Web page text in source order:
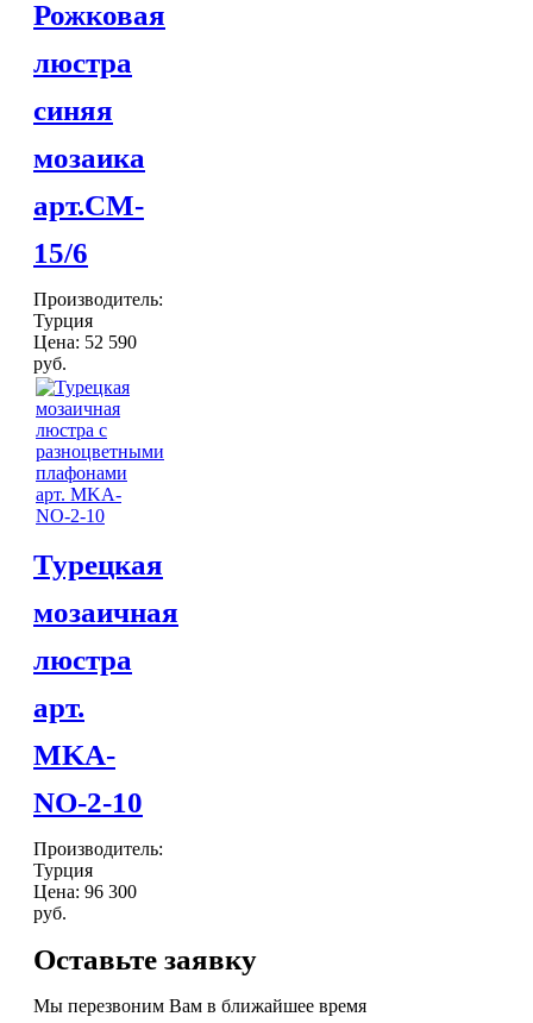
Рожковая
люстра
синяя
мозаика
арт.CM-
15/6
Производитель:
Турция
Цена: 52 590
руб.
Турецкая
мозаичная
люстра
арт.
MKA-
NO-2-10
Производитель:
Турция
Цена: 96 300
руб.
Оставьте заявку
Мы перезвоним Вам в ближайшее время